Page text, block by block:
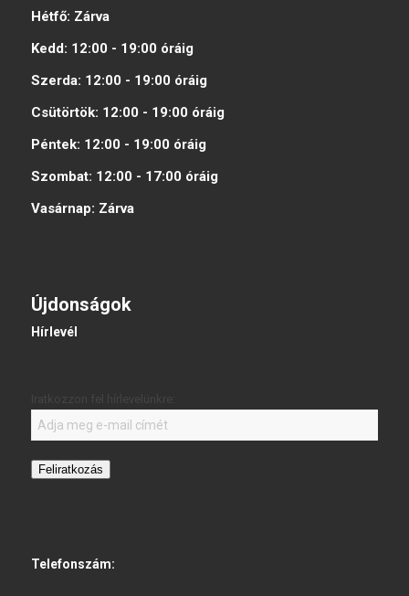
Hétfő: Zárva
Kedd: 12:00 - 19:00 óráig
Szerda: 12:00 - 19:00 óráig
Csütörtök: 12:00 - 19:00 óráig
Péntek: 12:00 - 19:00 óráig
Szombat: 12:00 - 17:00 óráig
Vasárnap: Zárva
Újdonságok
Hírlevél
Feliratkozás
Telefonszám: